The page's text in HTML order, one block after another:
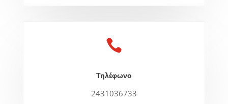

Τηλέφωνο
2431036733